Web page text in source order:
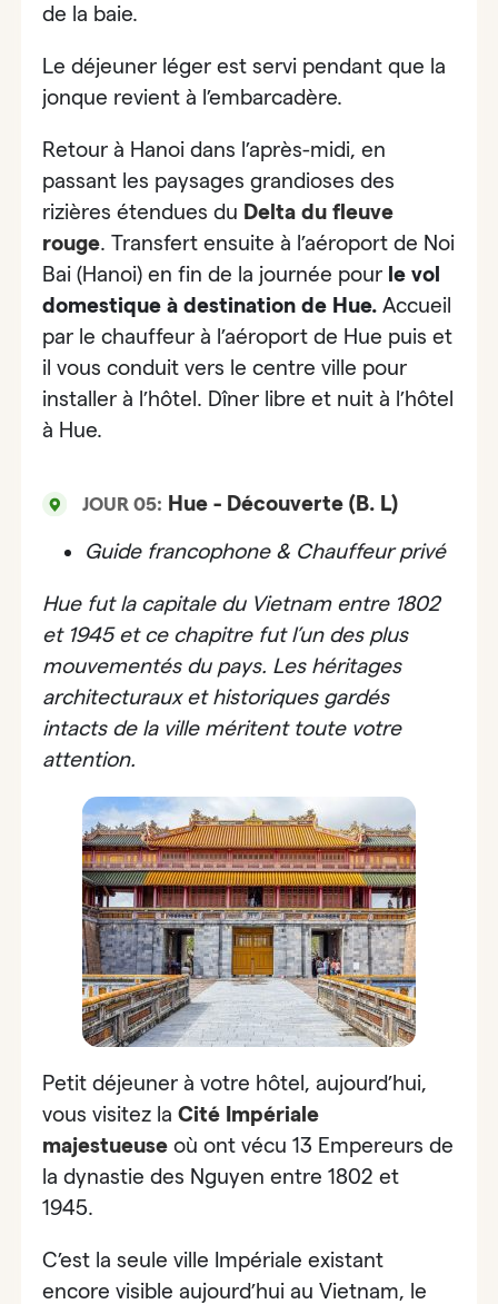
de la baie.
Le déjeuner léger est servi pendant que la
jonque revient à l’embarcadère.
Retour à Hanoi dans l’après-midi, en
passant les paysages grandioses des
rizières étendues du Delta du fleuve
rouge.Transfert ensuite à l’aéroport de Noi
Bai (Hanoi) en fin de la journée pour le vol
domestique à destination de Hue. Accueil
par le chauffeur à l’aéroport de Hue puis et
il vous conduit vers le centre ville pour
installer à l’hôtel. Dîner libre et nuit à l’hôtel
à Hue.
JOUR 05: Hue - Découverte (B. L)
Guide francophone & Chauffeur privé
Hue fut la capitale du Vietnam entre 1802
et 1945 et ce chapitre fut l’un des plus
mouvementés du pays. Les héritages
architecturaux et historiques gardés
intacts de la ville méritent toute votre
attention.
Petit déjeuner à votre hôtel, aujourd’hui,
vous visitez laCité Impériale
majestueuse où ont vécu 13 Empereurs de
la dynastie des Nguyen entre 1802 et
1945.
C’est la seule ville Impériale existant
encore visible aujourd’hui au Vietnam, le